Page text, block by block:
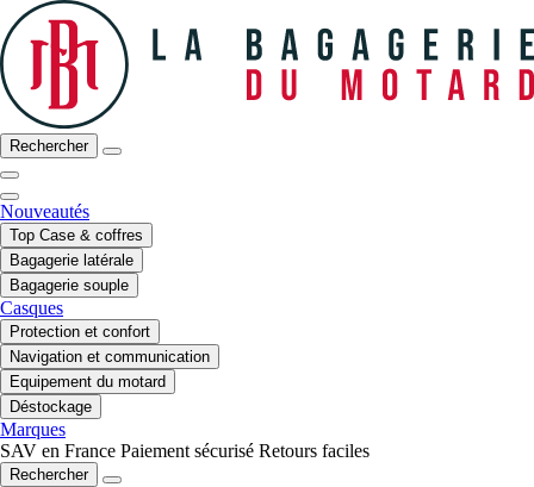
Rechercher
Nouveautés
Top Case & coffres
Bagagerie latérale
Bagagerie souple
Casques
Protection et confort
Navigation et communication
Equipement du motard
Déstockage
Marques
SAV en France Paiement sécurisé Retours faciles
Rechercher